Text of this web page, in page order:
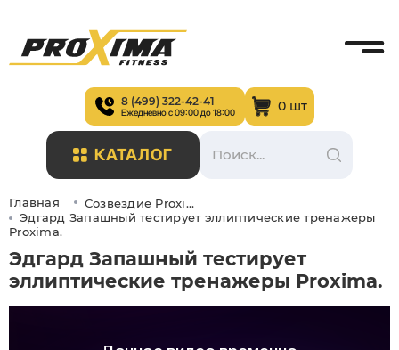
8 (499) 322-42-41
Ежедневно с 09:00 до 18:00 0 шт
КАТАЛОГ
Главная
Созвездие Proxima
Эдгард Запашный тестирует эллиптические тренажеры
Proxima.
Эдгард Запашный тестирует
эллиптические тренажеры Proxima.